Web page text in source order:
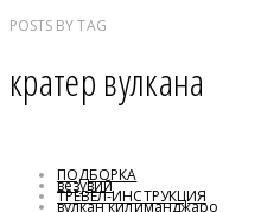
POSTS BYTAG
кратер вулкана
ПОДБОРКА
ТРЕВЕЛ-ИНСТРУКЦИЯ
везувий
вулкан килиманджаро